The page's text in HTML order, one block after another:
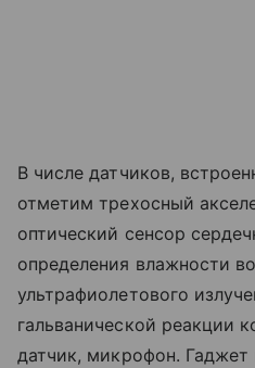
В числе датчиков,
отметим трехосный
оптический сенсор
определения влажности
ультрафиолетового
гальванической реакции
датчик, микрофон. Гаджет